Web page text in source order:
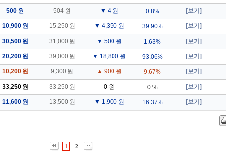
500 원 504 원 ▼ 4 원 0.8% [보기]
10,900 원 15,250 원 ▼ 4,350 원 39.90% [보기]
30,500 원 31,000 원 ▼ 500 원 1.63% [보기]
20,200 원 39,000 원 ▼ 18,800 원 93.06% [보기]
10,200 원 9,300 원 ▲ 900 원 9.67% [보기]
33,250 원 33,250 원 0 원 0 % [보기]
11,600 원 13,500 원 ▼ 1,900 원 16.37% [보기]
1 2